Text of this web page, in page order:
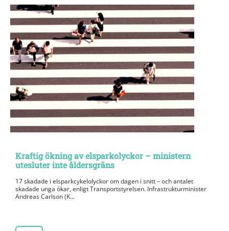
Kraftig ökning av elsparkolyckor – ministern
utesluter inte åldersgräns
17 skadade i elsparkcykelolyckor om dagen i snitt – och antalet
skadade unga ökar, enligt Transportstyrelsen. Infrastrukturminister
Andreas Carlson (K...